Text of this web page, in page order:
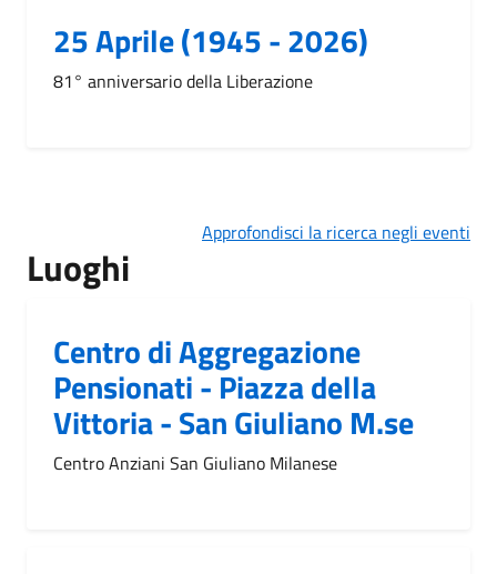
25 Aprile (1945 - 2026)
81° anniversario della Liberazione
Approfondisci la ricerca negli eventi
Luoghi
Centro di Aggregazione
Pensionati - Piazza della
Vittoria - San Giuliano M.se
Centro Anziani San Giuliano Milanese